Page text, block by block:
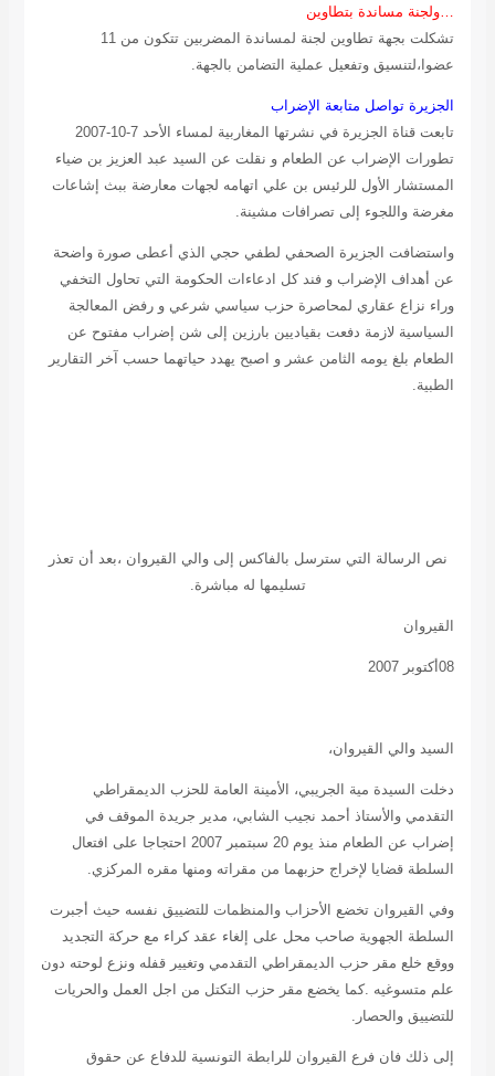
…ولجنة مساندة بتطاوين
تشكلت بجهة تطاوين لجنة لمساندة المضربين تتكون من 11
عضوا،لتنسيق وتفعيل عملية التضامن بالجهة.
الجزيرة تواصل متابعة الإضراب
تابعت قناة الجزيرة في نشرتها المغاربية لمساء الأحد 7-10-2007
تطورات الإضراب عن الطعام و نقلت عن السيد عبد العزيز بن ضياء
المستشار الأول للرئيس بن علي اتهامه لجهات معارضة ببث إشاعات
مغرضة واللجوء إلى تصرافات مشينة.
واستضافت الجزيرة الصحفي لطفي حجي الذي أعطى صورة واضحة
عن أهداف الإضراب و فند كل ادعاءات الحكومة التي تحاول التخفي
وراء نزاع عقاري لمحاصرة حزب سياسي شرعي و رفض المعالجة
السياسية لازمة دفعت بقياديين بارزين إلى شن إضراب مفتوح عن
الطعام بلغ يومه الثامن عشر و اصبح يهدد حياتهما حسب آخر التقارير
الطبية.
نص الرسالة التي سترسل بالفاكس إلى والي القيروان ،بعد أن تعذر
تسليمها له مباشرة.
القيروان
08أكتوبر 2007
السيد والي القيروان،
دخلت السيدة مية الجريبي، الأمينة العامة للحزب الديمقراطي
التقدمي والأستاذ أحمد نجيب الشابي، مدير جريدة الموقف في
إضراب عن الطعام منذ يوم 20 سبتمبر 2007 احتجاجا على افتعال
السلطة قضايا لإخراج حزبهما من مقراته ومنها مقره المركزي.
وفي القيروان تخضع الأحزاب والمنظمات للتضييق نفسه حيث أجبرت
السلطة الجهوية صاحب محل على إلغاء عقد كراء مع حركة التجديد
ووقع خلع مقر حزب الديمقراطي التقدمي وتغيير قفله ونزع لوحته دون
علم متسوغيه .كما يخضع مقر حزب التكتل من اجل العمل والحريات
للتضييق والحصار.
إلى ذلك فان فرع القيروان للرابطة التونسية للدفاع عن حقوق